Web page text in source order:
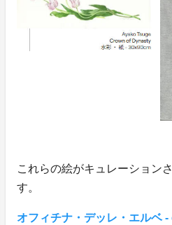
これらの絵がキュレーション
す。
オフィチナ・デッレ・エルベ